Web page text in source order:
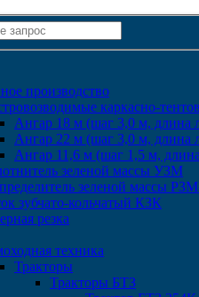
производство
каркасно-
Ангар 18 м (шаг 3,0 м, длина
Ангар 22 м (шаг 3,0 м, длина
Ангар 11,6 м (шаг 1,5 м,
зеленой массы УЗМ
зеленой массы
зубчато-кольчатый КЗК
резка
техника
Тракторы
Тракторы БТЗ